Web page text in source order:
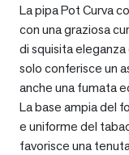
La pipa Pot Curva
con una graziosa
di squisita
solo conferisce un
anche una fumata
La base ampia del
e uniforme del
favorisce una